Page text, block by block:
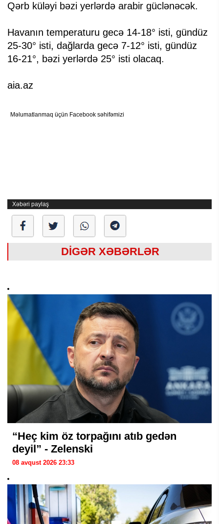
Qərb küləyi bəzi yerlərdə arabir güclənəcək.
Havanın temperaturu gecə 14-18° isti, gündüz
25-30° isti, dağlarda gecə 7-12° isti, gündüz
16-21°, bəzi yerlərdə 25° isti olacaq.
aia.az
Məlumatlanmaq üçün Facebook səhifəmizi
Xəbəri paylaş
DİGƏR XƏBƏRLƏR
“Heç kim öz torpağını atıb gedən
deyil” - Zelenski
08 avqust 2026 23:33